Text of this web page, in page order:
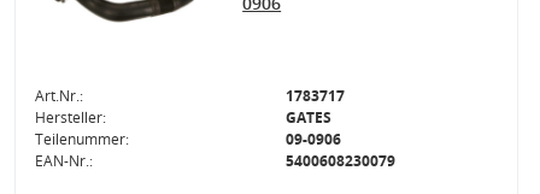
Art.Nr.:
1783717
Hersteller:
GATES
Teilenummer:
09-0906
EAN-Nr.:
5400608230079